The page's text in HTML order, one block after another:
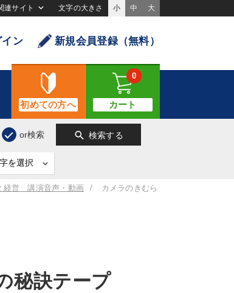
連サイト 文字の大きさ 小 中 大
ン 新規会員登録（無料）
初めての方へ カート
0
or検索 search 検索する
経営 講演音声・動画
カメラのきむら
秘訣テープ